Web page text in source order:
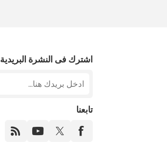
اشترك فى النشرة البريدية
تابعنا